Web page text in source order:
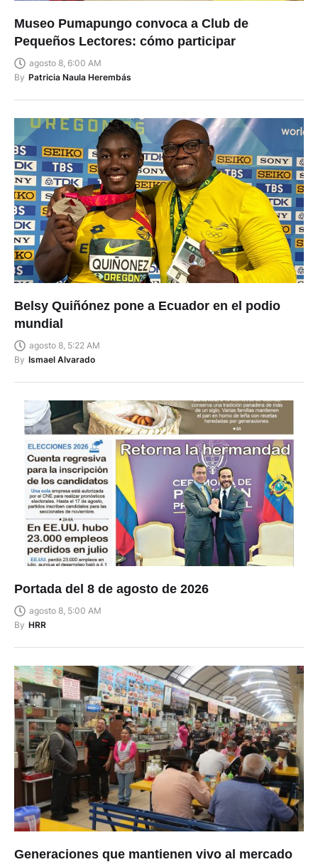
Museo Pumapungo convoca a Club de
Pequeños Lectores: cómo participar
agosto 8, 6:00 AM
By Patricia Naula Herembás
Belsy Quiñónez pone a Ecuador en el podio
mundial
agosto 8, 5:22 AM
By Ismael Alvarado
Portada del 8 de agosto de 2026
agosto 8, 5:00 AM
By HRR
Generaciones que mantienen vivo al mercado